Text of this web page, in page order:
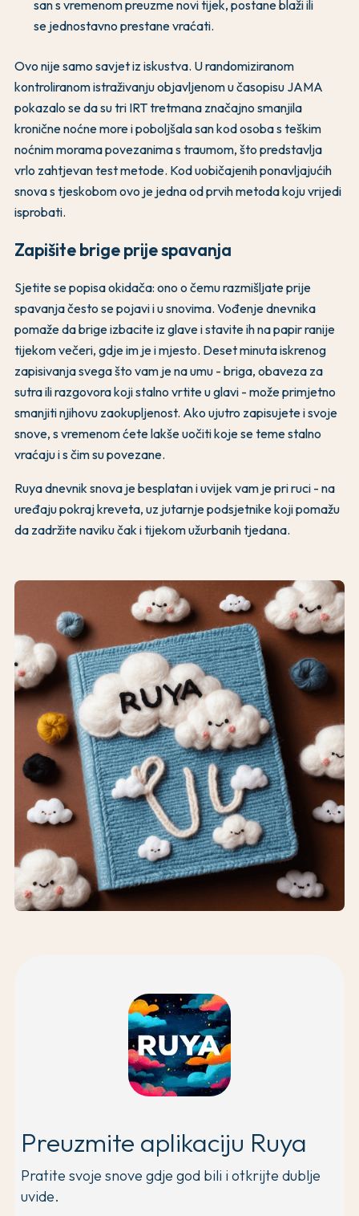
san s vremenom preuzme novi tijek, postane blaži ili
se jednostavno prestane vraćati.
Ovo nije samo savjet iz iskustva. U randomiziranom
kontroliranom istraživanju objavljenom u časopisu JAMA
pokazalo se da su tri IRT tretmana značajno smanjila
kronične noćne more i poboljšala san kod osoba s teškim
noćnim morama povezanima s traumom, što predstavlja
vrlo zahtjevan test metode. Kod uobičajenih ponavljajućih
snova s tjeskobom ovo je jedna od prvih metoda koju vrijedi
isprobati.
Zapišite brige prije spavanja
Sjetite se popisa okidača: ono o čemu razmišljate prije
spavanja često se pojavi i u snovima. Vođenje dnevnika
pomaže da brige izbacite iz glave i stavite ih na papir ranije
tijekom večeri, gdje im je i mjesto. Deset minuta iskrenog
zapisivanja svega što vam je na umu - briga, obaveza za
sutra ili razgovora koji stalno vrtite u glavi - može primjetno
smanjiti njihovu zaokupljenost. Ako ujutro zapisujete i svoje
snove, s vremenom ćete lakše uočiti koje se teme stalno
vraćaju i s čim su povezane.
Ruya dnevnik snova je besplatan i uvijek vam je pri ruci - na
uređaju pokraj kreveta, uz jutarnje podsjetnike koji pomažu
da zadržite naviku čak i tijekom užurbanih tjedana.
Preuzmite aplikaciju Ruya
Pratite svoje snove gdje god bili i otkrijte dublje
uvide.